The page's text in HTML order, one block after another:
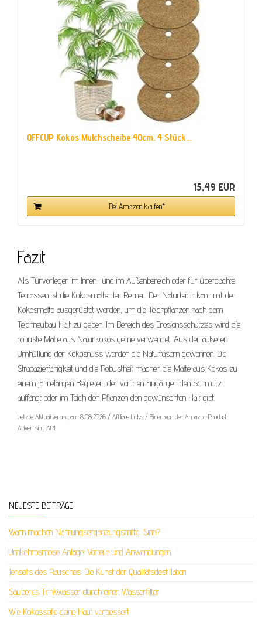
OFFCUP Kokos Mulchscheibe 40cm, 4 Stück...
15,49 EUR
Bei Amazon kaufen*
Fazit
Als Türvorleger im Innen- und im Außenbereich oder für überdachte
Terrassen ist die Kokosmatte der Renner. Der Naturteich kann mit der
Kokosmatte ausgerüstet werden, um die Teichpflanzen nach dem
Teichneubau Halt zu geben. Im Bereich des Erosionsschutzes wird die
robuste Matte aus Naturkokos gerne verwendet. Aus der äußeren
Umhüllung der Kokosnuss werden die Naturfasern gewonnen. Die
Strapazierfähigkeit und die Robustheit machen die Matte aus Kokos zu
einem jahrelangen Begleiter, der vor den Eingängen den Schmutz
auffängt oder im Teich den Pflanzen den gewünschten Halt gibt.
Letzte Aktualisierung am 8.08.2026 / Affiliate Links / Bilder von der Amazon Product
Advertising API
NEUESTE BEITRÄGE
Wann machen Nahrungsergänzungsmittel Sinn?
Umkehrosmose Anlage: Vorteile und Anwendungen
Jenseits des Rausches: Die Kunst der Qualitätsdestillation
Sauberes Trinkwasser durch einen Wasserfilter
Wie Kokosseife deine Haut verbessert